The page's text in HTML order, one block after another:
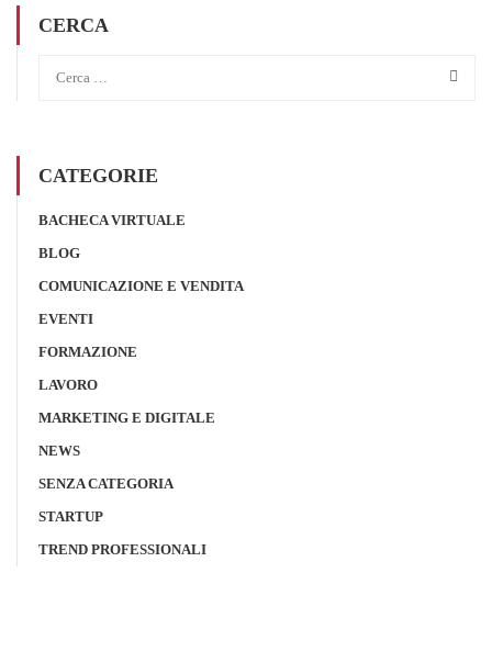
CERCA
CATEGORIE
BACHECA VIRTUALE
BLOG
COMUNICAZIONE E VENDITA
EVENTI
FORMAZIONE
LAVORO
MARKETING E DIGITALE
NEWS
SENZA CATEGORIA
STARTUP
TREND PROFESSIONALI